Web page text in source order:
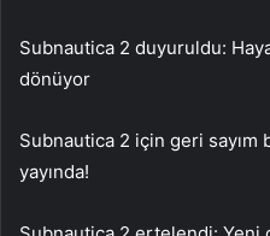
Subnautica 2 duyuruldu:
dönüyor
Subnautica 2 için geri sayım
yayında!